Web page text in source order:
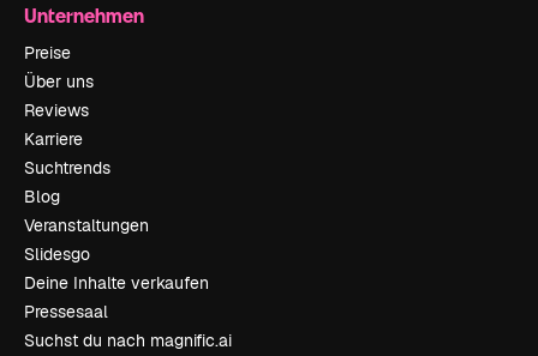
Unternehmen
Preise
Über uns
Reviews
Karriere
Suchtrends
Blog
Veranstaltungen
Slidesgo
Deine Inhalte verkaufen
Pressesaal
Suchst du nach magnific.ai